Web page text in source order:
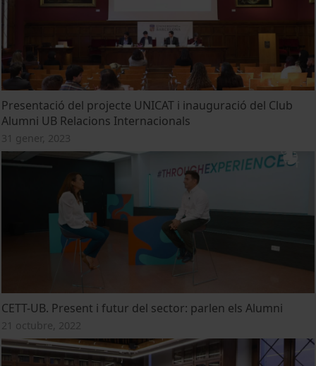
Presentació del projecte UNICAT i inauguració del Club
Alumni UB Relacions Internacionals
31 gener, 2023
CETT-UB. Present i futur del sector: parlen els Alumni
21 octubre, 2022